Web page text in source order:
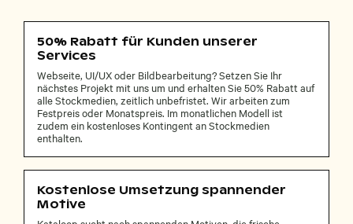
50% Rabatt für Kunden unserer
Services
Webseite, UI/UX oder Bildbearbeitung? Setzen Sie Ihr
nächstes Projekt mit uns um und erhalten Sie 50% Rabatt auf
alle Stockmedien, zeitlich unbefristet. Wir arbeiten zum
Festpreis oder Monatspreis. Im monatlichen Modell ist
zudem ein kostenloses Kontingent an Stockmedien
enthalten.
Kostenlose Umsetzung spannender
Motive